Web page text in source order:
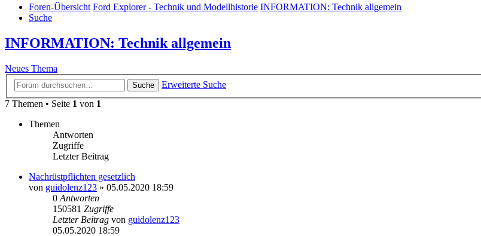
Foren-Übersicht Ford Explorer - Technik und Modellhistorie INFORMATION: Technik allgemein
Suche
INFORMATION: Technik allgemein
Neues Thema
Suche
Erweiterte Suche
7 Themen • Seite 1 von 1
Themen
Antworten
Zugriffe
Letzter Beitrag
Nachrüstpflichten gesetzlich
von guidolenz123 » 05.05.2020 18:59
0 Antworten
150581 Zugriffe
Letzter Beitrag von guidolenz123
05.05.2020 18:59